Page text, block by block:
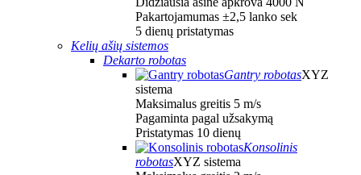
Pakartojamumas ±2,5 lanko sek
5 dienų pristatymas
Kelių ašių sistemos
Dekarto robotas
Gantry robotasXYZ
sistema
Maksimalus greitis 5 m/s
Pagaminta pagal užsakymą
Pristatymas 10 dienų
Konsolinis
robotasXYZ sistema